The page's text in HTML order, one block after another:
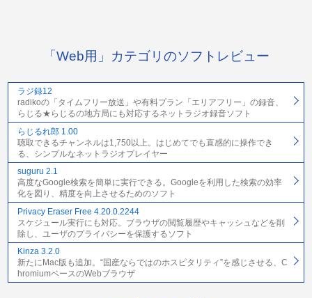
「Web用」カテゴリのソフトレビュー
ラジ録12
radikoの「タイムフリー放送」や有料プラン「エリアフリー」の録音、
らじる★らじるの地方局にも対応するネットラジオ録音ソフト
らじるれ郎 1.00
聴取できるチャンネルは1,750以上。はじめてでも直感的に操作でき
る、シンプルなネットラジオプレイヤー
suguru 2.1
高度なGoogle検索を簡単に実行できる。Googleを利用した検索の効率
化を図り、精度を向上させるためのソフト
Privacy Eraser Free 4.20.0.2244
スケジュール実行にも対応。ブラウザの閲覧履歴やキャッシュなどを削
除し、ユーザのプライバシーを保護するソフト
Kinza 3.2.0
新たにMac版も追加。“国産ならではのホスピタリティ”を感じさせる、C
hromiumベースのWebブラウザ